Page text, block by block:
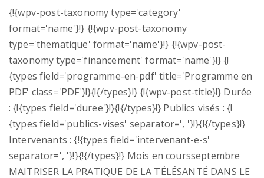
{!{wpv-post-taxonomy type='category'
format='name'}!} {!{wpv-post-taxonomy
type='thematique' format='name'}!} {!{wpv-post-
taxonomy type='financement' format='name'}!} {!
{types field='programme-en-pdf' title='Programme en
PDF' class='PDF'}!}{!{/types}!} {!{wpv-post-title}!} Durée
: {!{types field='duree'}!}{!{/types}!} Publics visés : {!
{types field='publics-vises' separator=', '}!}{!{/types}!}
Intervenants : {!{types field='intervenant-e-s'
separator=', '}!}{!{/types}!} Mois en coursseptembre
MAITRISER LA PRATIQUE DE LA TÉLÉSANTÉ DANS LE